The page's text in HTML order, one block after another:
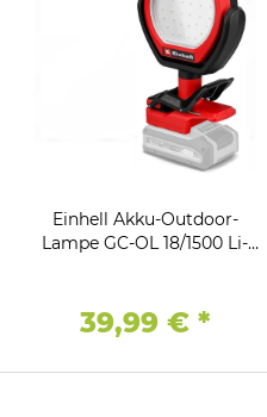
Einhell Akku-Outdoor-
Lampe GC-OL 18/1500 Li-
39,99 €*